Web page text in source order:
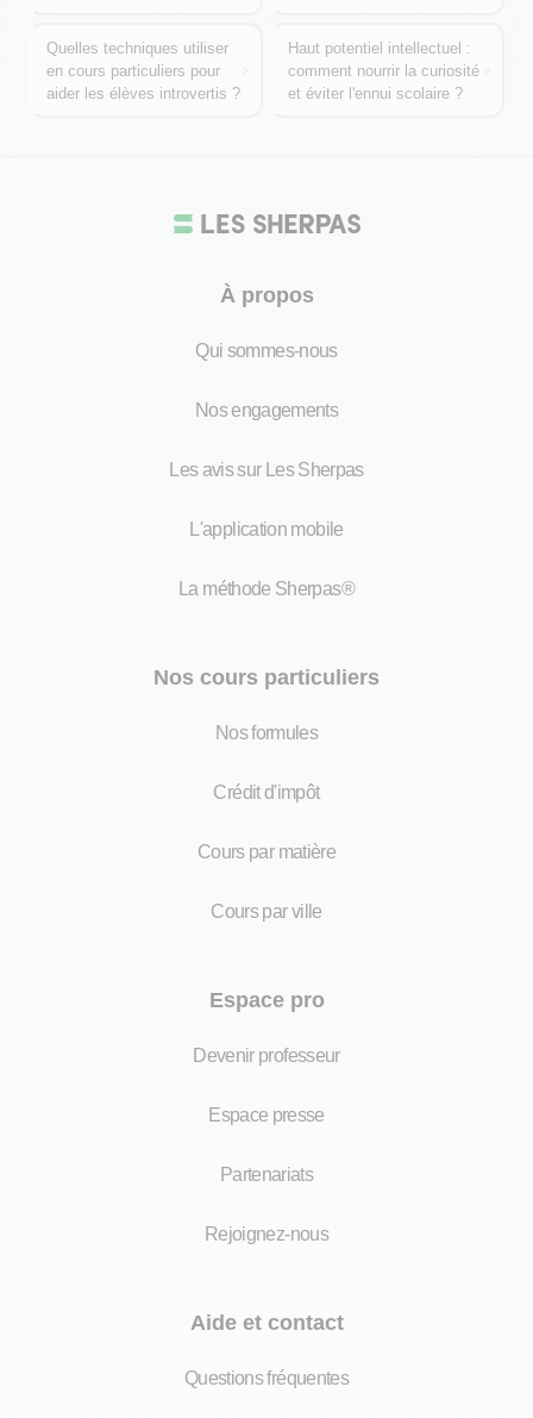
Quelles techniques utiliser
en cours particuliers pour
aider les élèves introvertis ?
Haut potentiel intellectuel :
comment nourrir la curiosité
et éviter l'ennui scolaire ?
À propos
Qui sommes-nous
Nos engagements
Les avis sur Les Sherpas
L'application mobile
La méthode Sherpas®
Nos cours particuliers
Nos formules
Crédit d'impôt
Cours par matière
Cours par ville
Espace pro
Devenir professeur
Espace presse
Partenariats
Rejoignez-nous
Aide et contact
Questions fréquentes